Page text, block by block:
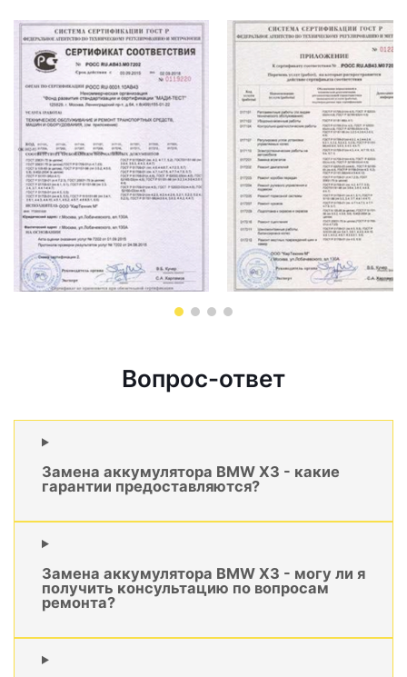
Вопрос-ответ
Замена аккумулятора BMW X3 - какие
гарантии предоставляются?
Замена аккумулятора BMW X3 - могу ли я
получить консультацию по вопросам
ремонта?